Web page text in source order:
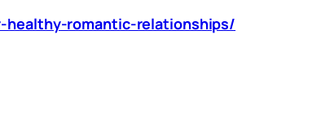
romantic-relationships/